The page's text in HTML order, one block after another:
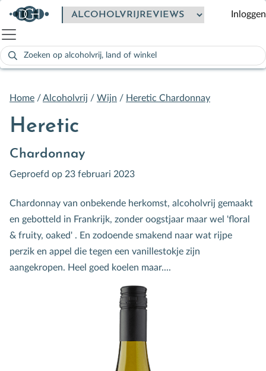
Zoeken
naar:
Als de resultaten voor automatisch aanvullen beschikbaar zijn,
Inloggen
Home /Alcoholvrij / Wijn / Heretic Chardonnay
Heretic
Chardonnay
Geproefd op 23 februari 2023
Chardonnay van onbekende herkomst, alcoholvrij gemaakt
en gebotteld in Frankrijk, zonder oogstjaar maar wel 'floral
& fruity, oaked' . En zodoende smakend naar wat rijpe
perzik en appel die tegen een vanillestokje zijn
aangekropen. Heel goed koelen maar....